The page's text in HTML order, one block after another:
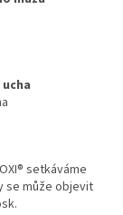
setkáváme
se může objevit